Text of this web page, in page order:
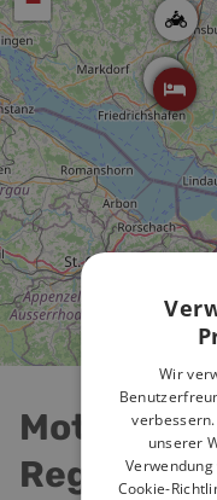
Region
Wir
unserer
Cookie-